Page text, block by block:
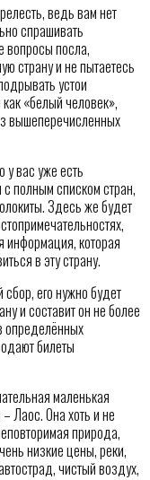
ведь вам нет
спрашивать
вопросы посла,
страну и не пытаетесь
устои
«белый человек»,
вышеперечисленных
у вас уже есть
полным списком стран,
Здесь же будет
информация, которая
в эту страну.
его нужно будет
и составит он не более
определённых
билеты
маленькая
Лаос. Она хоть и не
природа,
низкие цены, реки,
чистый воздух,